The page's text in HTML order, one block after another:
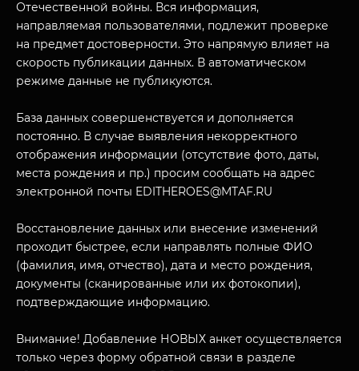
О НАС
Отечественной войны. Вся информация,
направляемая пользователями, подлежит проверке
на предмет достоверности. Это напрямую влияет на
скорость публикации данных. В автоматическом
режиме данные не публикуются.
База данных совершенствуется и дополняется
постоянно. В случае выявления некорректного
отображения информации (отсутствие фото, даты,
места рождения и пр.) просим сообщать на адрес
электронной почты EDITHEROES@MTAF.RU
Восстановление данных или внесение изменений
проходит быстрее, если направлять полные ФИО
(фамилия, имя, отчество), дата и место рождения,
документы (сканированные или их фотокопии),
подтверждающие информацию.
Внимание! Добавление НОВЫХ анкет осуществляется
только через форму обратной связи в разделе